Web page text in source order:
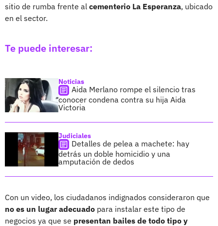
sitio de rumba frente al cementerio La Esperanza, ubicado
en el sector.
Te puede interesar:
Noticias
Aida Merlano rompe el silencio tras
conocer condena contra su hija Aida
Victoria
Judiciales
Detalles de pelea a machete: hay
detrás un doble homicidio y una
amputación de dedos
Con un video, los ciudadanos indignados consideraron que
no es un lugar adecuado para instalar este tipo de
negocios ya que se presentan bailes de todo tipo y